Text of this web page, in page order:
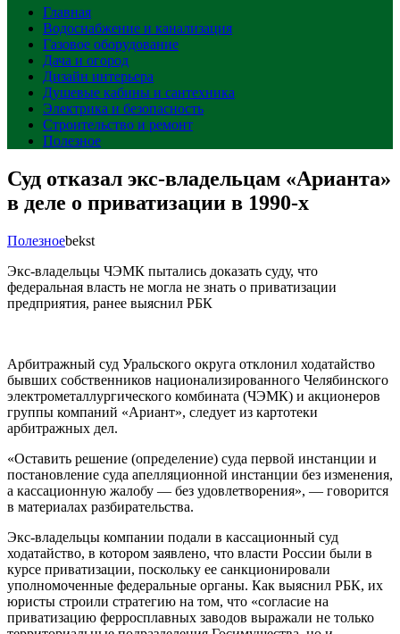
Главная
Водоснабжение и канализация
Газовое оборудование
Дача и огород
Дизайн интерьера
Душевые кабины и сантехника
Электрика и безопасность
Строительство и ремонт
Полезное
Суд отказал экс-владельцам «Арианта»
в деле о приватизации в 1990-х
Полезноеbekst
Экс-владельцы ЧЭМК пытались доказать суду, что
федеральная власть не могла не знать о приватизации
предприятия, ранее выяснил РБК
Арбитражный суд Уральского округа отклонил ходатайство
бывших собственников национализированного Челябинского
электрометаллургического комбината (ЧЭМК) и акционеров
группы компаний «Ариант», следует из картотеки
арбитражных дел.
«Оставить решение (определение) суда первой инстанции и
постановление суда апелляционной инстанции без изменения,
а кассационную жалобу — без удовлетворения», — говорится
в материалах разбирательства.
Экс-владельцы компании подали в кассационный суд
ходатайство, в котором заявлено, что власти России были в
курсе приватизации, поскольку ее санкционировали
уполномоченные федеральные органы. Как выяснил РБК, их
юристы строили стратегию на том, что «согласие на
приватизацию ферросплавных заводов выражали не только